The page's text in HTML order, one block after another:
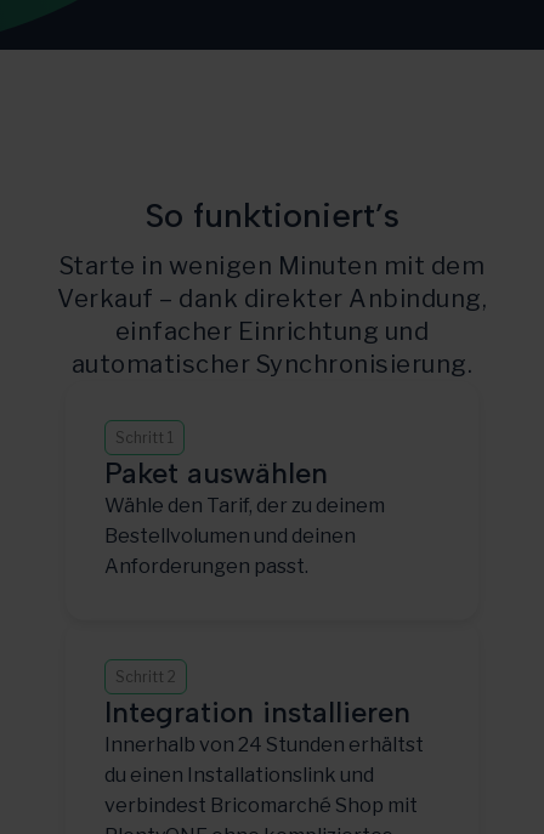
So funktioniert’s
Starte in wenigen Minuten mit dem
Verkauf – dank direkter Anbindung,
einfacher Einrichtung und
automatischer Synchronisierung.
Schritt 1
Paket auswählen
Wähle den Tarif, der zu deinem
Bestellvolumen und deinen
Anforderungen passt.
Schritt 2
Integration installieren
Innerhalb von 24 Stunden erhältst
du einen Installationslink und
verbindest Bricomarché Shop mit